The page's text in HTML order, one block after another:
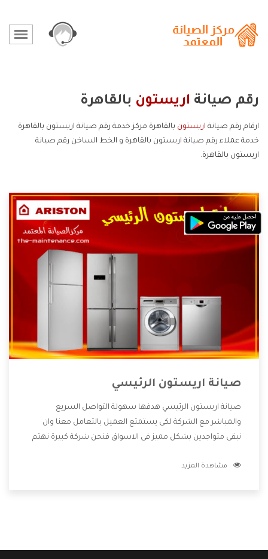
رقم صيانة اريستون بالقاهرة
ارقام رقم صيانة اريستون بالقاهرة مركز خدمة رقم صيانة اريستون بالقاهرة
خدمة عملاء رقم صيانة اريستون بالقاهرة و الخط الساخن رقم صيانة
اريستون بالقاهرة.
صيانة اريستون الرئيسي
صيانة اريستون الرئيسي هدفها سهولة التواصل السريع
والمباشر مع الشركة لكى يستمتع العميل بالتعامل معنا وان
نبقى متواجدين بشكل مميز فى الاسواق فنحن شركة كبيرة نهتم
الشركة بها والتى تكون منها خدمة الصيانة التى تكون من أهم
مشاهدة المزيد